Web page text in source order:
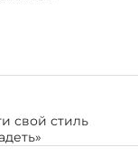
свой стиль